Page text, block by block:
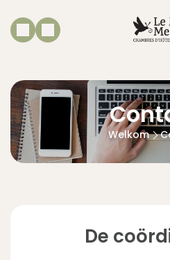
Welkom
De